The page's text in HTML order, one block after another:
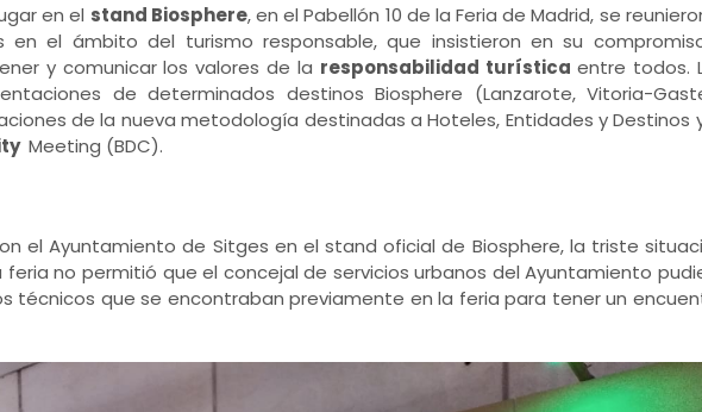
en el stand Biosphere, en el Pabellón 10 de la Feria de Madrid, se
el ámbito del turismo responsable, que insistieron en su
y comunicar los valores de la responsabilidad turística entre todos.
de determinados destinos Biosphere (Lanzarote, Vitoria-
de la nueva metodología destinadas a Hoteles, Entidades y Destinos
Meeting (BDC).
el Ayuntamiento de Sitges en el stand oficial de Biosphere, la triste
no permitió que el concejal de servicios urbanos del Ayuntamiento
técnicos que se encontraban previamente en la feria para tener un